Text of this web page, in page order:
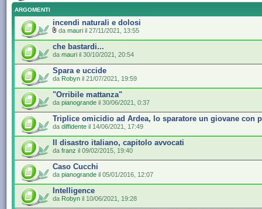
ARGOMENTI
incendi naturali e dolosi
da mauri il 27/11/2021, 13:55
che bastardi...
da mauri il 30/10/2021, 20:54
Spara e uccide
da Robyn il 21/07/2021, 19:59
"Orribile mattanza"
da pianogrande il 30/06/2021, 0:37
Triplice omicidio ad Ardea, lo sparatore un giovane con
da diffidente il 14/06/2021, 17:49
Il disastro italiano, capitolo avvocati
da franz il 09/02/2015, 19:40
Caso Cucchi
da pianogrande il 05/01/2016, 12:07
Intelligence
da Robyn il 10/06/2021, 19:28